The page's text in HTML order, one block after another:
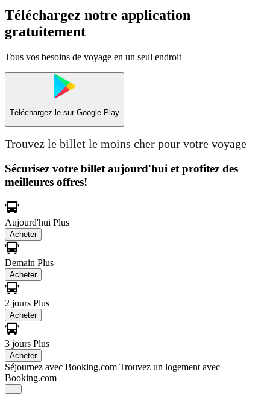
Téléchargez notre application
gratuitement
Tous vos besoins de voyage en un seul endroit
Téléchargez-le sur Google Play
Trouvez le billet le moins cher pour votre voyage
Sécurisez votre billet aujourd'hui et profitez des
meilleures offres!
Aujourd'hui Plus
Acheter
Demain Plus
Acheter
2 jours Plus
Acheter
3 jours Plus
Acheter
Séjournez avec Booking.com Trouvez un logement avec
Booking.com